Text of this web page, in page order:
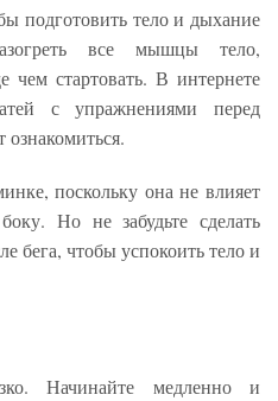
подготовить тело и дыхание
все мышцы тело,
чем стартовать. В интернете
с упражнениями перед
поскольку она не влияет
Но не забудьте сделать
бега, чтобы успокоить тело и
Начинайте медленно и